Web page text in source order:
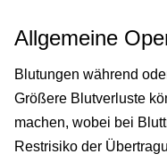
Allgemeine
Blutungen während
Größere Blutverluste
machen, wobei bei
Restrisiko der